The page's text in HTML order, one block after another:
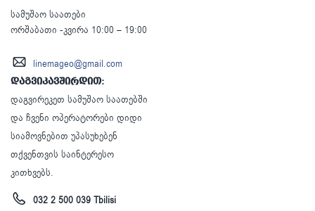
სამუშაო საათები
ორშაბათი -კვირა 10:00 – 19:00
linemageo@gmail.com
დაგვიკავშირდით:
დაგვირეკეთ სამუშაო საათებში
და ჩვენი ოპერატორები დიდი
სიამოვნებით უპასუხებენ
თქვენთვის საინტერესო
კითხვებს.
032 2 500 039 Tbilisi